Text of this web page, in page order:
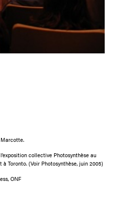
collective Photosynthèse au
Toronto. (Voir Photosynthèse, juin 2005)
ONF